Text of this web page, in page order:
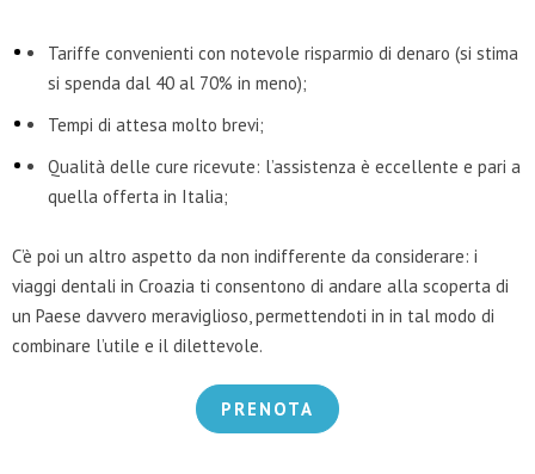
Tariffe convenienti con notevole risparmio di denaro (si stima
si spenda dal 40 al 70% in meno);
Tempi di attesa molto brevi;
Qualità delle cure ricevute: l’assistenza è eccellente e pari a
quella offerta in Italia;
C’è poi un altro aspetto da non indifferente da considerare: i
viaggi dentali in Croazia ti consentono di andare alla scoperta di
un Paese davvero meraviglioso, permettendoti in in tal modo di
combinare l’utile e il dilettevole.
PRENOTA